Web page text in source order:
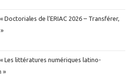
Doctoriales de l’ERIAC 2026 – Transférer,
Les littératures numériques latino-
»